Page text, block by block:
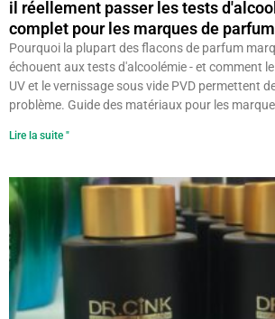
il réellement passer les tests
complet pour les marques de parfum
Pourquoi la plupart des flacons de parfum
échouent aux tests d'alcoolémie - et comment
UV et le vernissage sous vide PVD permettent
problème. Guide des matériaux pour les
Lire la suite "